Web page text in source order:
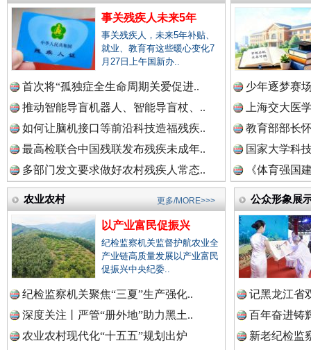
三年瞒报超千万 隐匿收入偷税被查处..
祁连巍巍树丰碑 高回报
事关残疾人未来5年
事关残疾人，未来5年补贴、
就业、教育有这些暖心变化7
月27日上午国新办..
首次将“孤独症全生命周期关爱促进..
推动智能导盲机器人、智能导盲杖、..
如何让脑机接口等前沿科技造福残疾..
最高检联合中国残联发布残疾未成年..
多部门发文要求做好农村残疾人常态..
少年逐梦赛
上海交大医
教育部部长
国家大学科
《体育强国
农业农村
以产业富民促振兴
纪检监察机关监督护航农业全
产业链高质量发展以产业富民
促振兴中央纪委..
纪检监察机关聚焦“三夏”生产强化..
深度关注丨严管“册外地”助力黑土..
农业农村现代化“十五五”规划出炉
更多/MORE>>> 公众形象展
记黑龙江省
百年奋进铸
新老纪检监